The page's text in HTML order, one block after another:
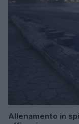
Allenamento in